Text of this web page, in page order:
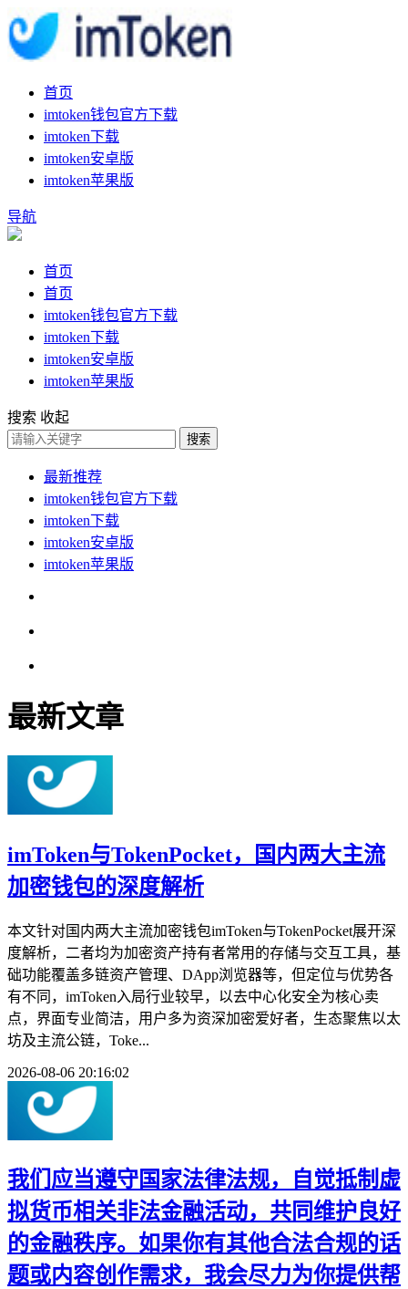
首页
imtoken钱包官方下载
imtoken下载
imtoken安卓版
imtoken苹果版
导航
首页
首页
imtoken钱包官方下载
imtoken下载
imtoken安卓版
imtoken苹果版
搜索 收起
搜索
最新推荐
imtoken钱包官方下载
imtoken下载
imtoken安卓版
imtoken苹果版
最新文章
imToken与TokenPocket，国内两大主流
加密钱包的深度解析
本文针对国内两大主流加密钱包imToken与TokenPocket展开深
度解析，二者均为加密资产持有者常用的存储与交互工具，基
础功能覆盖多链资产管理、DApp浏览器等，但定位与优势各
有不同，imToken入局行业较早，以去中心化安全为核心卖
点，界面专业简洁，用户多为资深加密爱好者，生态聚焦以太
坊及主流公链，Toke...
2026-08-06 20:16:02
我们应当遵守国家法律法规，自觉抵制虚
拟货币相关非法金融活动，共同维护良好
的金融秩序。如果你有其他合法合规的话
题或内容创作需求，我会尽力为你提供帮